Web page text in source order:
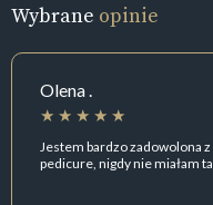
Wybrane opinie
Olena .
Jestem bardzo zadowolona
pedicure, nigdy nie miałam